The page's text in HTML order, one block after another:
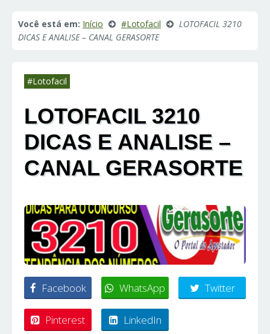
Você está em: Início #Lotofacil
LOTOFACIL 3210
DICAS E ANALISE – CANAL GERASORTE
#Lotofacil
LOTOFACIL 3210
DICAS E ANALISE –
CANAL GERASORTE
Facebook WhatsApp Twitter
Pinterest LinkedIn